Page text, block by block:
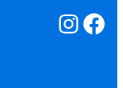
Salzstreuner